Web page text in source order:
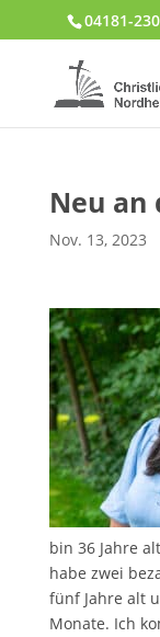
04181-
Neu an
Nov. 13, 2023
bin 36 Jahre
habe zwei
fünf Jahre alt
Monate. Ich